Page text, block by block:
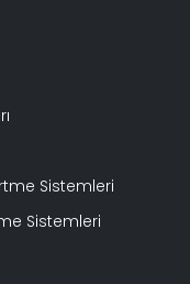
Sistemleri
Sistemleri